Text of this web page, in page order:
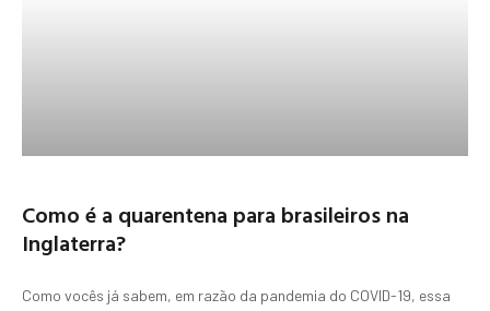
Como é a quarentena para brasileiros na
Inglaterra?
Como vocês já sabem, em razão da pandemia do COVID-19, essa